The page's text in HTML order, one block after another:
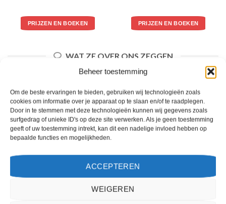
Beheer toestemming
Om de beste ervaringen te bieden, gebruiken wij technologieën zoals
cookies om informatie over je apparaat op te slaan en/of te raadplegen.
Door in te stemmen met deze technologieën kunnen wij gegevens zoals
surfgedrag of unieke ID's op deze site verwerken. Als je geen toestemming
geeft of uw toestemming intrekt, kan dit een nadelige invloed hebben op
bepaalde functies en mogelijkheden.
ACCEPTEREN
WEIGEREN
PRIJZEN EN BOEKEN PRIJZEN EN BOEKEN
WAT ZE OVER ONS ZEGGEN